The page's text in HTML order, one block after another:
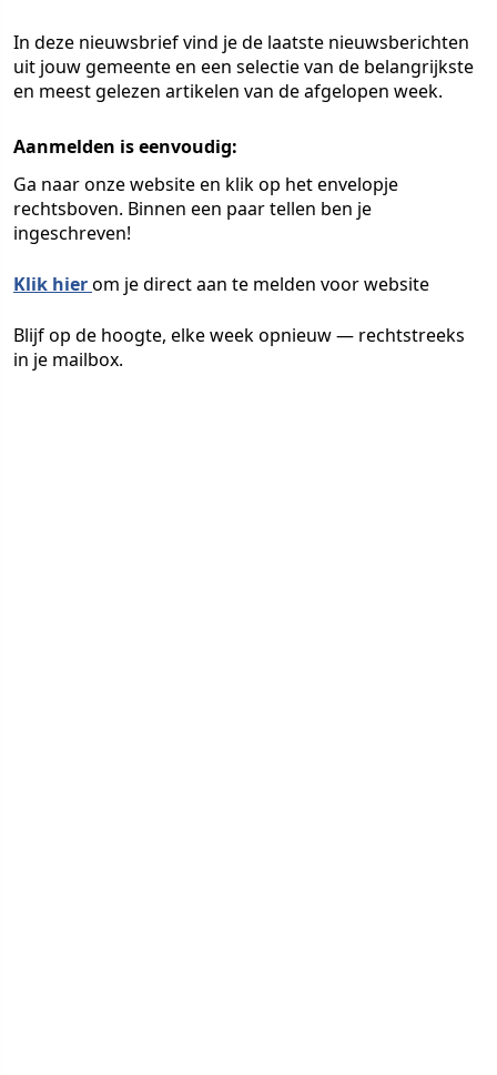
In deze nieuwsbrief vind je de laatste nieuwsberichten
uit jouw gemeente en een selectie van de belangrijkste
en meest gelezen artikelen van de afgelopen week.
Aanmelden is eenvoudig:
Ga naar onze website en klik op hetenvelopje
rechtsboven. Binnen een paar tellen ben je
ingeschreven!
Klik hierom je direct aan te melden voor website
Blijf op de hoogte, elke week opnieuw — rechtstreeks
in je mailbox.